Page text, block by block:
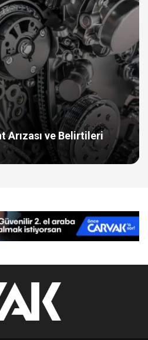
Arızası ve Belirtileri